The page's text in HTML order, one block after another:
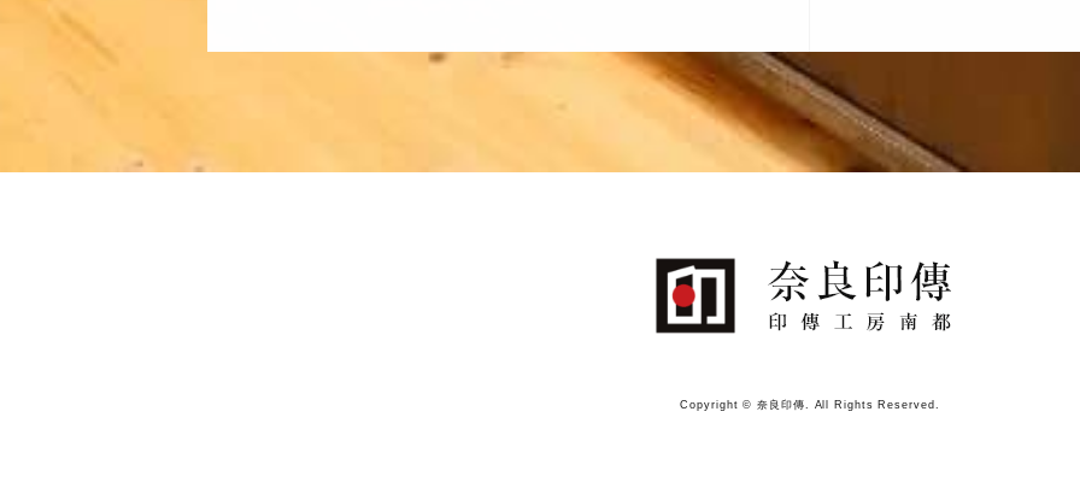
Copyright © 奈良印傳. All Rights Reserved.